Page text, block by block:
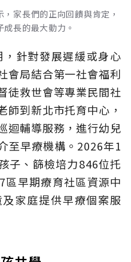
家長們的正向回饋與肯定，
長的最大動力。
針對發展遲緩或身心
會局結合第一社會福利
徒救世會等專業民間社
師到新北市托育中心，
迴輔導服務，進行幼兒
至早療機構。2026年1
子、篩檢培力846位托
區早期療育社區資源中
家庭提供早療個案服